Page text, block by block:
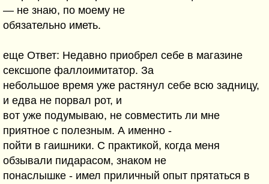
— не знаю, по моему не
обязательно иметь.
еще Ответ: Недавно приобрел себе в магазине
сексшопе фаллоимитатор. За
небольшое время уже растянул себе всю задницу,
и едва не порвал рот, и
вот уже подумываю, не совместить ли мне
приятное с полезным. А именно -
пойти в гаишники. С практикой, когда меня
обзывали пидарасом, знаком не
понаслышке - имел приличный опыт прятаться в